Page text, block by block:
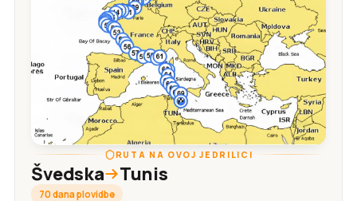
RUTA NA OVOJ JEDRILICI
Švedska Tunis
70 dana plovidbe